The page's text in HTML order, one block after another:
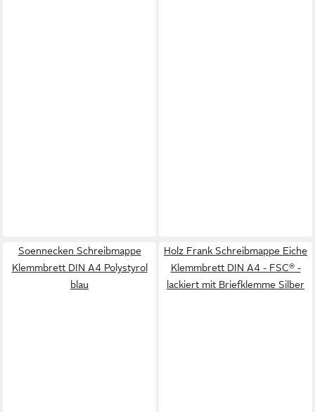
Soennecken Schreibmappe
Klemmbrett DIN A4 Polystyrol
blau
Holz Frank Schreibmappe Eiche
Klemmbrett DIN A4 - FSC® -
lackiert mit Briefklemme Silber